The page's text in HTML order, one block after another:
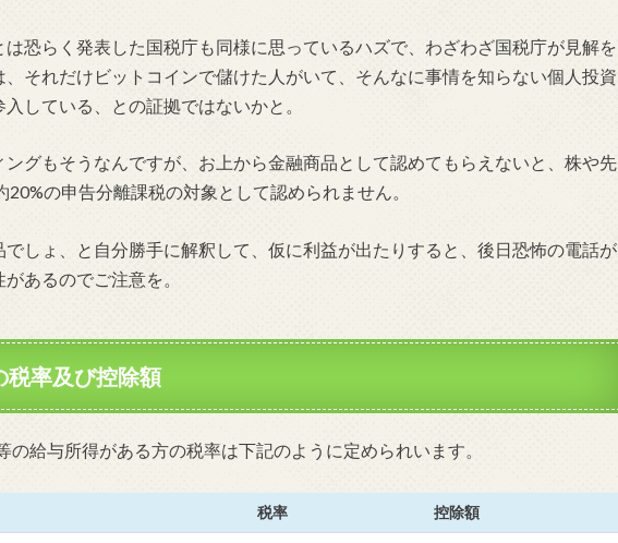
恐らく発表した国税庁も同様に思っているハズで、わざわざ国税庁が見解を
それだけビットコインで儲けた人がいて、そんなに事情を知らない個人投資
している、との証拠ではないかと。
グもそうなんですが、お上から金融商品として認めてもらえないと、株や先
の申告分離課税の対象として認められません。
しょ、と自分勝手に解釈して、仮に利益が出たりすると、後日恐怖の電話が
あるのでご注意を。
税率及び控除額
給与所得がある方の税率は下記のように定められいます。
税率 控除額